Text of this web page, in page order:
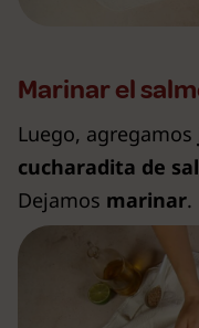
Marinar el
Luego, agregamos
cucharadita de
Dejamos marinar.